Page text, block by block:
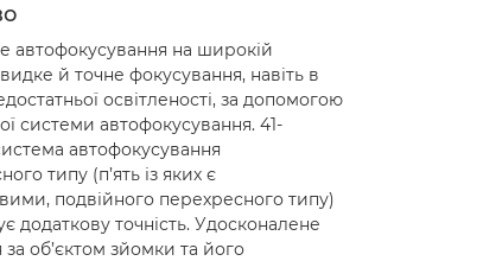
автофокусування на широкій
й точне фокусування, навіть в
освітленості, за допомогою
системи автофокусування. 41-
автофокусування
типу (п’ять із яких є
подвійного перехресного типу)
додаткову точність. Удосконалене
об’єктом зйомки та його